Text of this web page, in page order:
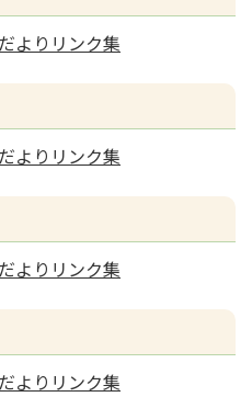
よりリンク集
よりリンク集
よりリンク集
よりリンク集